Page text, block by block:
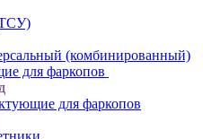
(комбинированный)
для фаркопов
для фаркопов